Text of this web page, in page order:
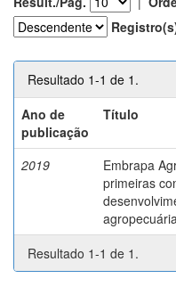
Resultado 1-1 de 1.
Ano de
publicação
Título
2019
Embrapa
primeiras
Resultado 1-1 de 1.